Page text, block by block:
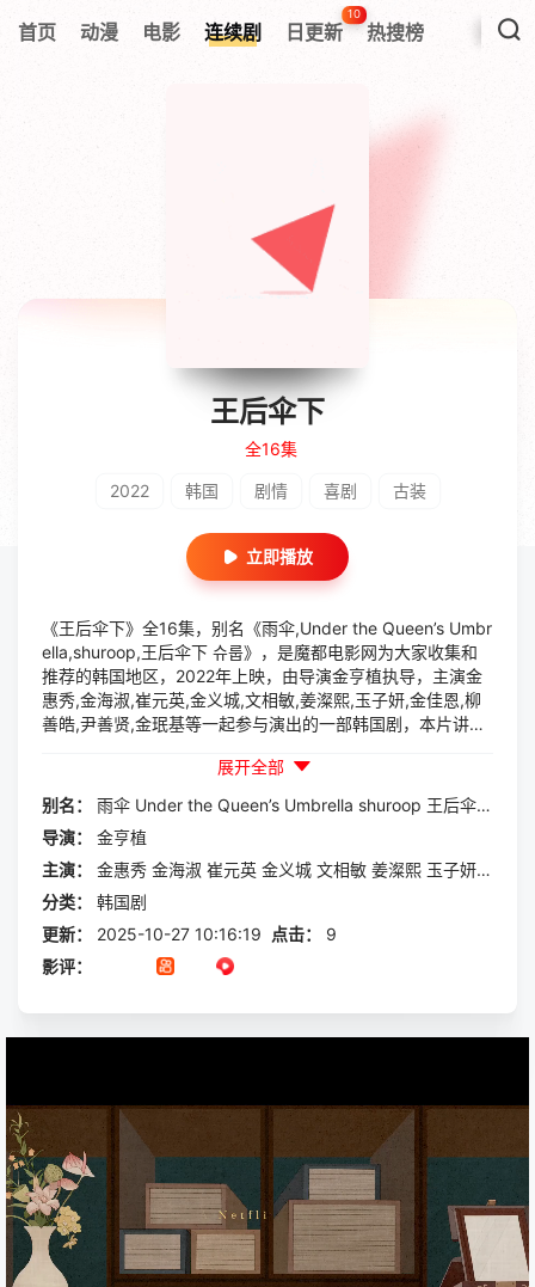
首页 动漫 电影 连续剧 日更新
10
热搜榜
王后伞下
全16集
2022 韩国 剧情 喜剧 古装
立即播放
《王后伞下》全16集，别名《雨伞,Under the Queen’s Umbr
ella,shuroop,王后伞下 슈룹》，是魔都电影网为大家收集和
推荐的韩国地区，2022年上映，由导演金亨植执导，主演金
惠秀,金海淑,崔元英,金义城,文相敏,姜澯熙,玉子妍,金佳恩,柳
善皓,尹善贤,金珉基等一起参与演出的一部韩国剧，本片讲述
们其中一人可以成为朝鲜的下一位王。与此同时，竞争对手对
王位虎视眈眈。
展开全部
别名：
雨伞 Under the Queen’s Umbrella shuroop 王后伞下
导演：
金亨植
主演：
金惠秀 金海淑 崔元英 金义城 文相敏 姜澯熙 玉子妍 金佳恩
分类：
韩国剧
更新：
2025-10-27 10:16:19 点击：
9
影评：